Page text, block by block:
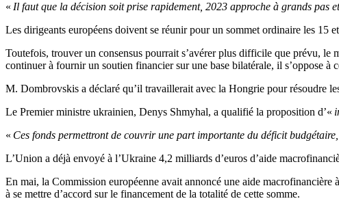
« Il faut que la décision soit prise rapidement, 2023 approche à grands pas
Les dirigeants européens doivent se réunir pour un sommet ordinaire les 15
Toutefois, trouver un consensus pourrait s’avérer plus difficile que prévu, le
continuer à fournir un soutien financier sur une base bilatérale, il s’oppose à
M. Dombrovskis a déclaré qu’il travaillerait avec la Hongrie pour résoudre
Le Premier ministre ukrainien, Denys Shmyhal, a qualifié la proposition d’«
« Ces fonds permettront de couvrir une part importante du déficit
L’Union a déjà envoyé à l’Ukraine 4,2 milliards d’euros d’aide
En mai, la Commission européenne avait annoncé une aide macrofinancière
à se mettre d’accord sur le financement de la totalité de cette somme.